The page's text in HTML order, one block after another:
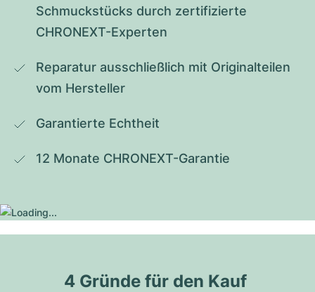
Schmuckstücks durch zertifizierte
CHRONEXT-Experten
Reparatur ausschließlich mit Originalteilen
vom Hersteller
Garantierte Echtheit
12 Monate CHRONEXT-Garantie
4 Gründe für den Kauf